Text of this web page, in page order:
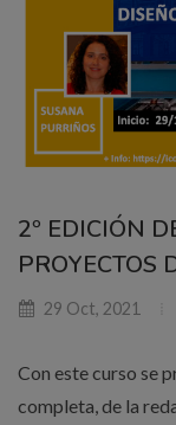
2º EDICIÓN
PROYECTOS
29 Oct, 2021
Con este curso se
completa, de la